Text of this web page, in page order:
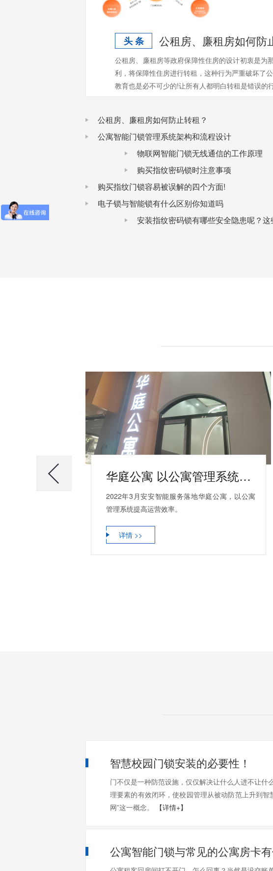
头 条 公租房、廉租房如何防
公租房、廉租房等政府保障性住房的设计初衷是为
利，将保障性住房进行转租，这种行为严重破坏了
教育也是必不可少的!让所有人都明白转租是错误的
公租房、廉租房如何防止转租？
公寓智能门锁管理系统架构和流程设计
物联网智能门锁无线通信的工作原理
购买指纹密码锁时注意事项
购买指纹门锁容易被误解的四个方面!
电子锁与智能锁有什么区别你知道吗
安装指纹密码锁有哪些安全隐患呢？这
华庭公寓 以公寓管理系统提高运营效率
2022年3月安安智能服务落地华庭公寓，以公寓
管理系统提高运营效率。
详情 >>
智慧校园门锁安装的必要性！
门不仅是一种防范设施，仅仅解决让什么人进不让
理要素的有效闭环，使校园管理从被动防范上升到
网”这一概念。
【详情+】
公寓智能门锁与常见的公寓房卡